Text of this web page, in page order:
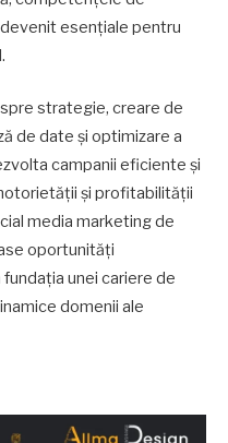
esențiale pentru
strategie, creare de
de date și optimizare a
campanii eficiente și
și profitabilității
media marketing de
oportunități
unei cariere de
domenii ale